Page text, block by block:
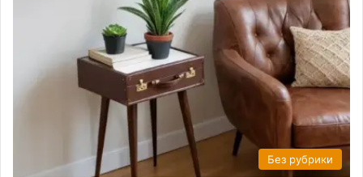
Без рубрики